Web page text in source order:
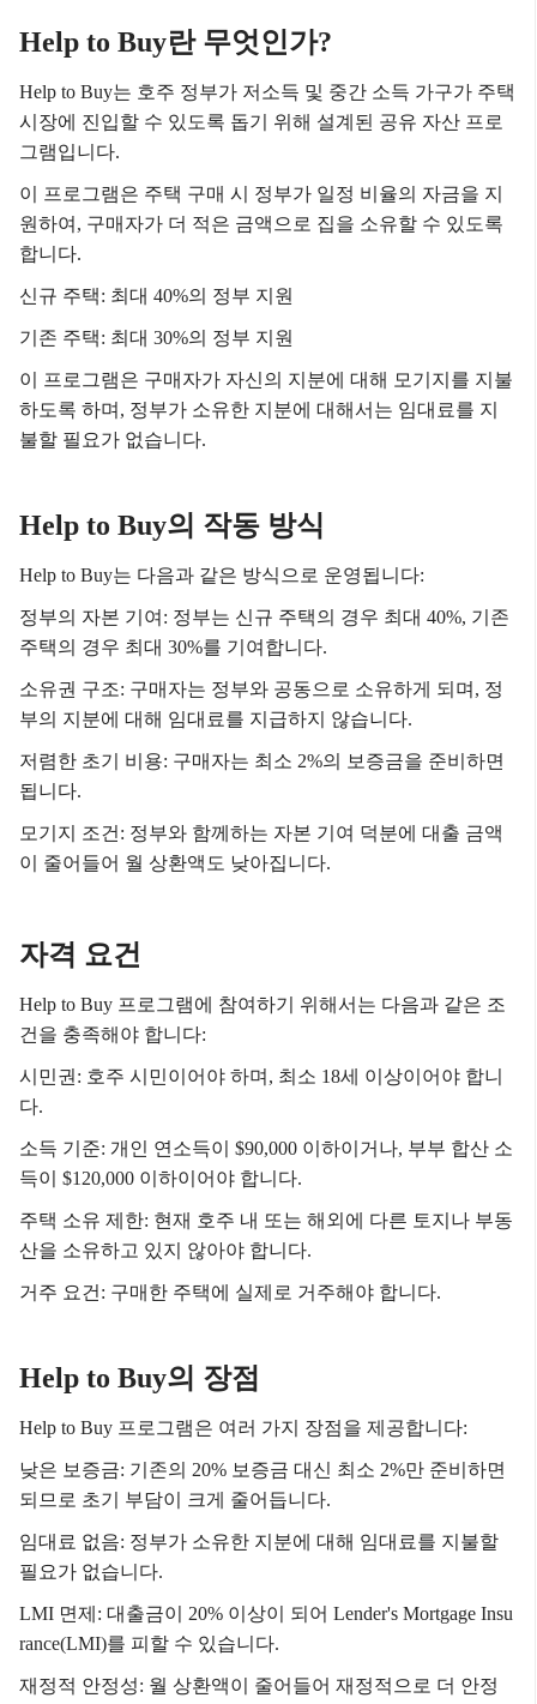
Help to Buy란 무엇인가?
Help to Buy는 호주 정부가 저소득 및 중간 소득 가구가 주택
시장에 진입할 수 있도록 돕기 위해 설계된 공유 자산 프로
그램입니다.
이 프로그램은 주택 구매 시 정부가 일정 비율의 자금을 지
원하여, 구매자가 더 적은 금액으로 집을 소유할 수 있도록
합니다.
신규 주택: 최대 40%의 정부 지원
기존 주택: 최대 30%의 정부 지원
이 프로그램은 구매자가 자신의 지분에 대해 모기지를 지불
하도록 하며, 정부가 소유한 지분에 대해서는 임대료를 지
불할 필요가 없습니다.
Help to Buy의 작동 방식
Help to Buy는 다음과 같은 방식으로 운영됩니다:
정부의 자본 기여: 정부는 신규 주택의 경우 최대 40%, 기존
주택의 경우 최대 30%를 기여합니다.
소유권 구조: 구매자는 정부와 공동으로 소유하게 되며, 정
부의 지분에 대해 임대료를 지급하지 않습니다.
저렴한 초기 비용: 구매자는 최소 2%의 보증금을 준비하면
됩니다.
모기지 조건: 정부와 함께하는 자본 기여 덕분에 대출 금액
이 줄어들어 월 상환액도 낮아집니다.
자격 요건
Help to Buy 프로그램에 참여하기 위해서는 다음과 같은 조
건을 충족해야 합니다:
시민권: 호주 시민이어야 하며, 최소 18세 이상이어야 합니
다.
소득 기준: 개인 연소득이 $90,000 이하이거나, 부부 합산 소
득이 $120,000 이하이어야 합니다.
주택 소유 제한: 현재 호주 내 또는 해외에 다른 토지나 부동
산을 소유하고 있지 않아야 합니다.
거주 요건: 구매한 주택에 실제로 거주해야 합니다.
Help to Buy의 장점
Help to Buy 프로그램은 여러 가지 장점을 제공합니다:
낮은 보증금: 기존의 20% 보증금 대신 최소 2%만 준비하면
되므로 초기 부담이 크게 줄어듭니다.
임대료 없음: 정부가 소유한 지분에 대해 임대료를 지불할
필요가 없습니다.
LMI 면제: 대출금이 20% 이상이 되어 Lender's Mortgage Insu
rance(LMI)를 피할 수 있습니다.
재정적 안정성: 월 상환액이 줄어들어 재정적으로 더 안정